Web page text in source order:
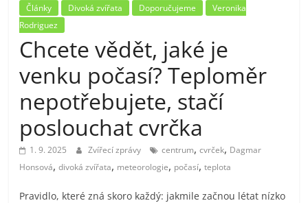
Články Divoká zvířata Doporučujeme
Veronika
Rodriguez
Chcete vědět, jaké je
venku počasí? Teploměr
nepotřebujete, stačí
poslouchat cvrčka
1. 9. 2025 Zvířecí zprávy centrum,cvrček, Dagmar
Honsová,divoká zvířata, meteorologie, počasí,teplota
Pravidlo, které zná skoro každý: jakmile začnou létat nízko